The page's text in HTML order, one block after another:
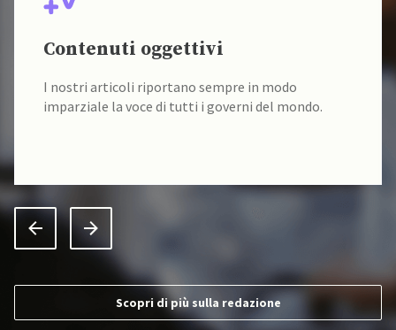
Contenuti oggettivi
I nostri articoli riportano sempre in modo
imparziale la voce di tutti i governi del mondo.
Scopri di più sulla redazione